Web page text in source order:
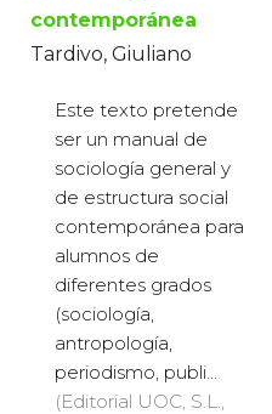
contemporánea
Tardivo, Giuliano
Este texto pretende
ser un manual de
sociología general y
de estructura social
contemporánea para
alumnos de
diferentes grados
(sociología,
antropología,
periodismo, publi...
(Editorial UOC, S.L.,